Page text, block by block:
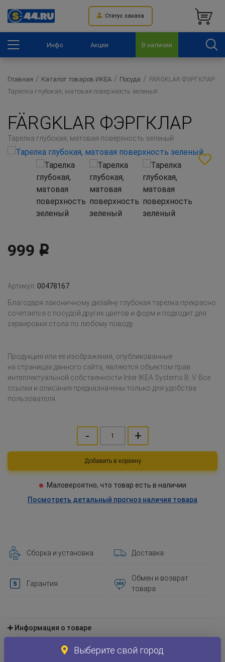
Статус заказа
Инфо Акции В наличии
Главная Каталог товаров ИКЕА Посуда
FÄRGKLAR ФЭРГКЛАР
Тарелка глубокая, матовая поверхность зеленый
FÄRGKLAR ФЭРГКЛАР
Тарелка глубокая, матовая поверхность зеленый
999 Р
Артикул: 00478167
Благодаря лаконичному дизайну глубокая тарелка прекрасно
сочетается с посудой других цветов и форм и подходит для
сервировки стола по любому поводу.
Продукция или ее изображения, опубликованные
на страницах данного сайта, являются объектом прав
интеллектуальной собственности Inter IKEA Systems B. V. Все
ссылки и описания предназначены только для удобства
пользователя.
- +
Добавить в корзину
Маловероятно, что товар есть в наличии
Посмотреть детальный прогноз наличия товара
Сборка и установка Доставка
Гарантия
Обмен и возврат
товара
Информация о товаре
Материал и экологическая информация
Выберите свой город